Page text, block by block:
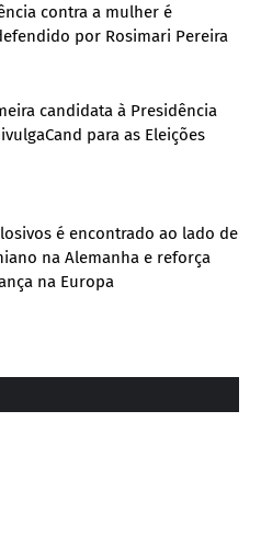
contra a mulher é
por Rosimari Pereira
candidata à Presidência
para as Eleições
é encontrado ao lado de
na Alemanha e reforça
na Europa